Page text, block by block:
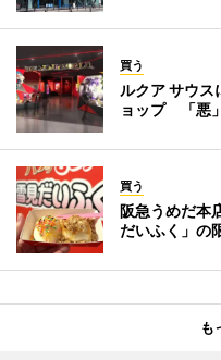
買う
ルクア サウス
ョップ 「悪
買う
阪急うめだ本
だいふく」の
も